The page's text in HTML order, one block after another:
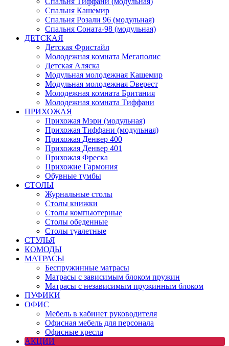
Спальня Кашемир
Спальня Розали 96 (модульная)
Спальня Соната-98 (модульная)
ДЕТСКАЯ
Детская Фристайл
Молодежная комната Мегаполис
Детская Аляска
Модульная молодежная Кашемир
Модульная молодежная Эверест
Молодежная комната Британия
Молодежная комната Тиффани
ПРИХОЖАЯ
Прихожая Мэри (модульная)
Прихожая Тиффани (модульная)
Прихожая Денвер 400
Прихожая Денвер 401
Прихожая Фреска
Прихожие Гармония
Обувные тумбы
СТОЛЫ
Журнальные столы
Столы книжки
Столы компьютерные
Столы обеденные
Столы туалетные
СТУЛЬЯ
КОМОДЫ
МАТРАСЫ
Беспружинные матрасы
Матрасы с зависимым блоком пружин
Матрасы с независимым пружинным блоком
ПУФИКИ
ОФИС
Мебель в кабинет руководителя
Офисная мебель для персонала
Офисные кресла
АКЦИИ